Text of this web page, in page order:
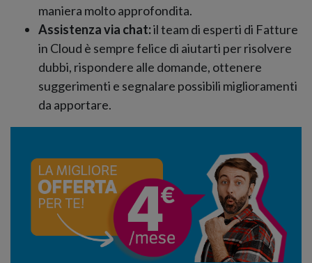
maniera molto approfondita.
Assistenza via chat:il team di esperti di Fatture
in Cloud è sempre felice di aiutarti per risolvere
dubbi, rispondere alle domande, ottenere
suggerimenti e segnalare possibili miglioramenti
da apportare.